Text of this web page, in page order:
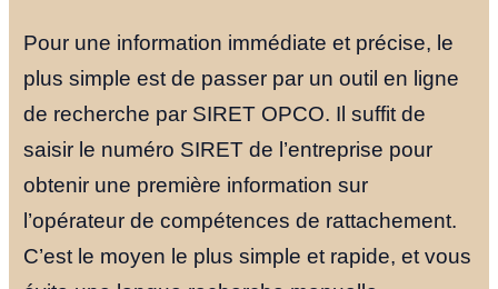
Pour une information immédiate et précise, le
plus simple est de passer par un outil en ligne
de recherche par SIRET OPCO. Il suffit de
saisir le numéro SIRET de l’entreprise pour
obtenir une première information sur
l’opérateur de compétences de rattachement.
C’est le moyen le plus simple et rapide, et vous